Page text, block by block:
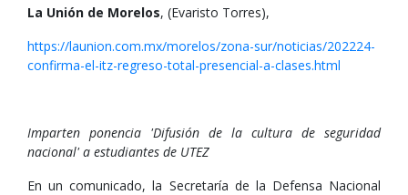
La Unión de Morelos, (Evaristo Torres),
https://launion.com.mx/morelos/zona-sur/noticias/202224-
confirma-el-itz-regreso-total-presencial-a-clases.html
Imparten ponencia 'Difusión de la cultura de seguridad
nacional' a estudiantes de UTEZ
En un comunicado, la Secretaría de la Defensa Nacional